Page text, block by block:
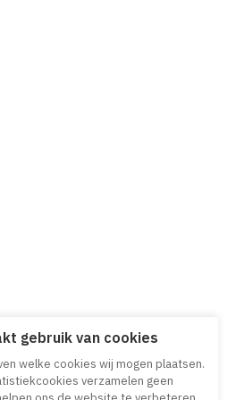
gebruik van cookies
welke cookies wij mogen plaatsen.
verzamelen geen